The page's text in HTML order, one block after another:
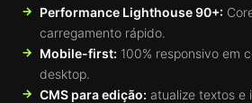
Performance Lighthouse 90+:
carregamento rápido.
Mobile-first: 100% responsivo em
desktop.
CMS para edição: atualize textos e